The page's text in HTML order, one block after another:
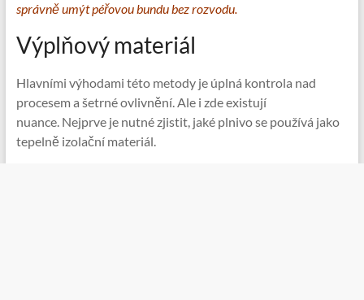
správně umýt péřovou bundu bez rozvodu.
Výplňový materiál
Hlavními výhodami této metody je úplná kontrola nad
procesem a šetrné ovlivnění. Ale i zde existují
nuance. Nejprve je nutné zjistit, jaké plnivo se používá jako
tepelně izolační materiál.